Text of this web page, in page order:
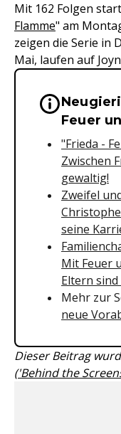
Mit 162 Folgen
Flamme" am
zeigen die Serie in
Mai, laufen auf
Wichtige
Feuer
"Frieda -
Zwischen
gewaltig!
Zweifel
seine
Mit Feuer
Eltern
Mehr zur
neue
Dieser Beitrag
('Behind the